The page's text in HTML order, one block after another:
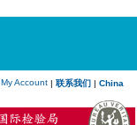
My Account | 联系我们 | China